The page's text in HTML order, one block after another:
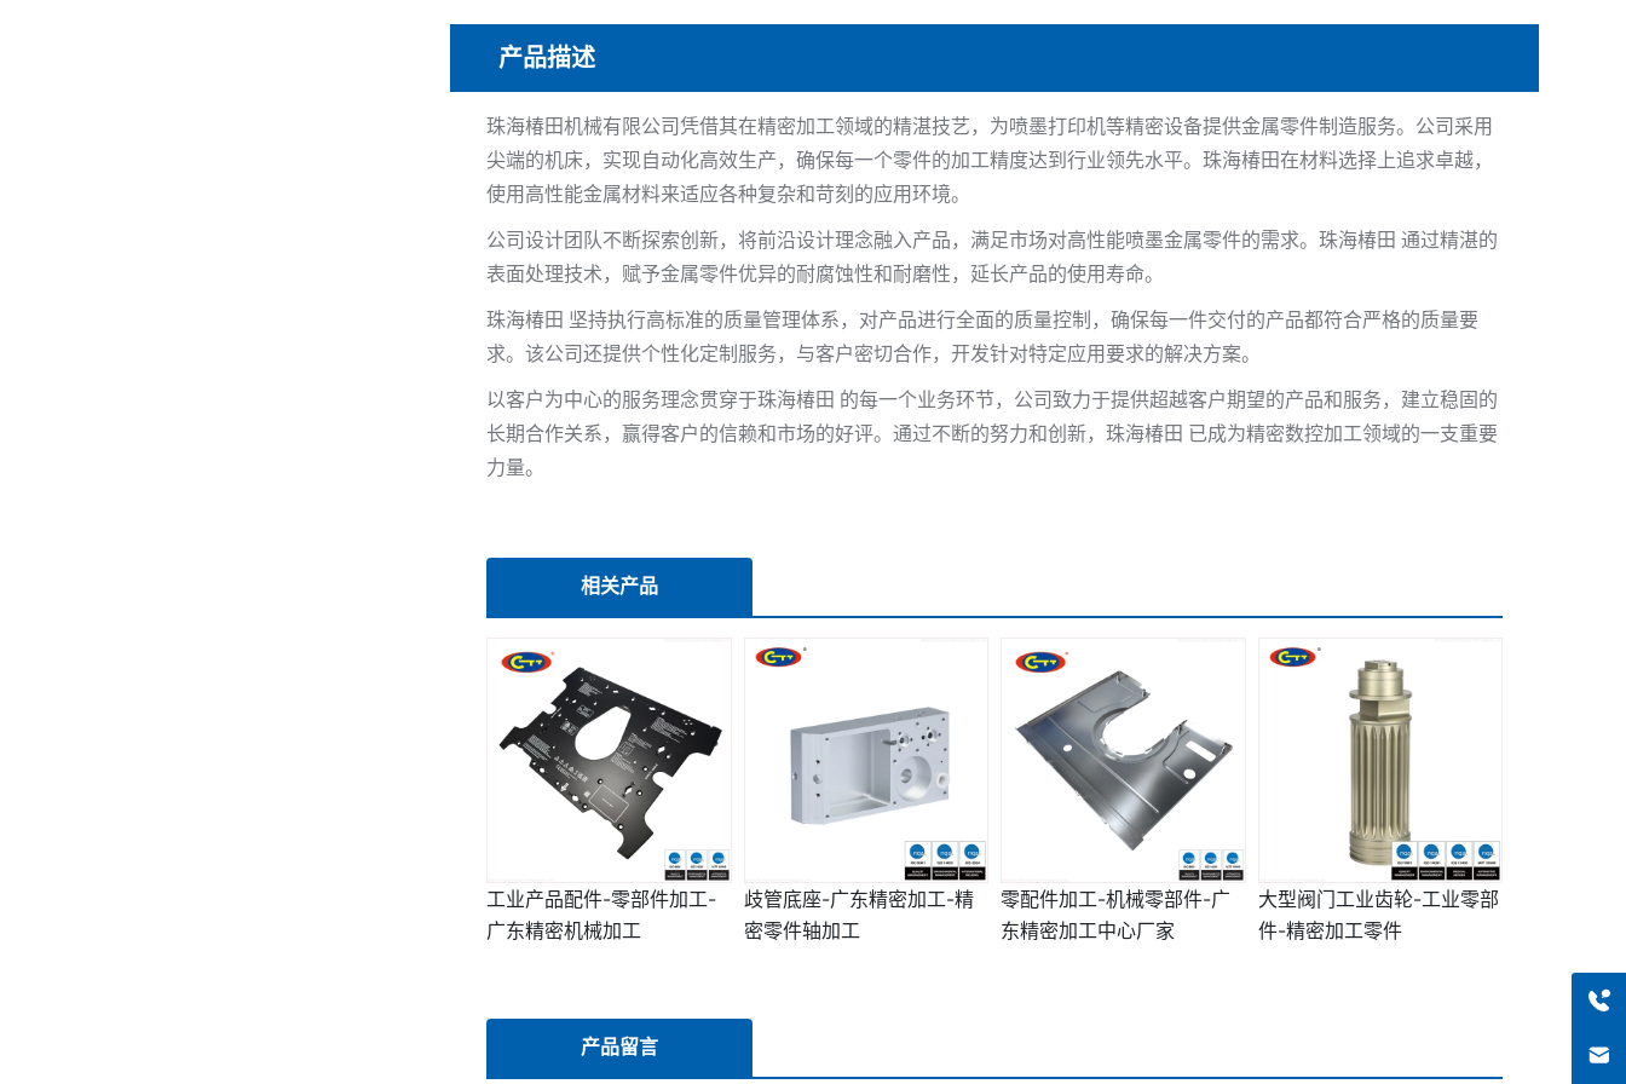
产品描述
珠海椿田机械有限公司凭借其在精密加工领域的精湛技艺，为喷墨打印机等精密设备提供金属零件制造服务。公司采用
尖端的机床，实现自动化高效生产，确保每一个零件的加工精度达到行业领先水平。珠海椿田在材料选择上追求卓越，
使用高性能金属材料来适应各种复杂和苛刻的应用环境。
公司设计团队不断探索创新，将前沿设计理念融入产品，满足市场对高性能喷墨金属零件的需求。珠海椿田 通过精湛的
表面处理技术，赋予金属零件优异的耐腐蚀性和耐磨性，延长产品的使用寿命。
珠海椿田 坚持执行高标准的质量管理体系，对产品进行全面的质量控制，确保每一件交付的产品都符合严格的质量要
求。该公司还提供个性化定制服务，与客户密切合作，开发针对特定应用要求的解决方案。
以客户为中心的服务理念贯穿于珠海椿田 的每一个业务环节，公司致力于提供超越客户期望的产品和服务，建立稳固的
长期合作关系，赢得客户的信赖和市场的好评。通过不断的努力和创新，珠海椿田 已成为精密数控加工领域的一支重要
力量。
相关产品
工业产品配件-零部件加工-
广东精密机械加工
歧管底座-广东精密加工-精
密零件轴加工
零配件加工-机械零部件-广
东精密加工中心厂家
大型阀门工业齿轮-工业零部
件-精密加工零件
产品留言